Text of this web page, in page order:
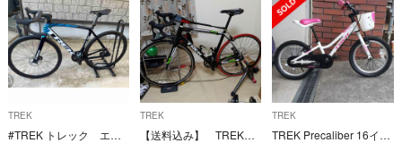
TREK
#TREK トレック エモンダSLR7 最新12速 未使用
TREK
【送料込み】 TREK MADONE 2.3 ロードバイク
TREK
TREK Precaliber 16インチ ホワイト/ピンク 補助輪付き